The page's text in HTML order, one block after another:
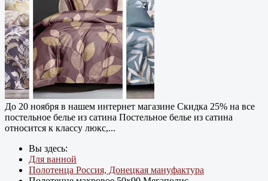
До 20 ноября в нашем интернет магазине Cкидка 25% на все
постельное белье из сатина Постельное белье из сатина
относится к классу люкс,...
Вы здесь:
Для ванной
Полотенца Россия, Донецкая мануфактура